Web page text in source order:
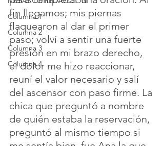
Columna 1
Columna 2
Columna 3
Columna 4
fin llegamos; mis piernas
flaquearon al dar el primer
paso; volví a sentir una fuerte
presión en mi brazo derecho,
el dolor me hizo reaccionar,
reuní el valor necesario y salí
del ascensor con paso firme. La
chica que preguntó a nombre
de quién estaba la reservación,
preguntó al mismo tiempo si